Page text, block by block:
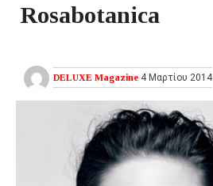
Rosabotanica
DELUXE Magazine 4 Μαρτίου 2014